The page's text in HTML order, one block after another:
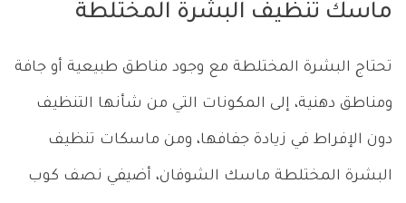
ماسك تنظيف البشرة المختلطة
تحتاج البشرة المختلطة مع وجود مناطق طبيعية أو جافة
ومناطق دهنية، إلى المكونات التي من شأنها التنظيف
دون الإفراط في زيادة جفافها، ومن ماسكات تنظيف
البشرة المختلطة ماسك الشوفان، أضيفي نصف كوب